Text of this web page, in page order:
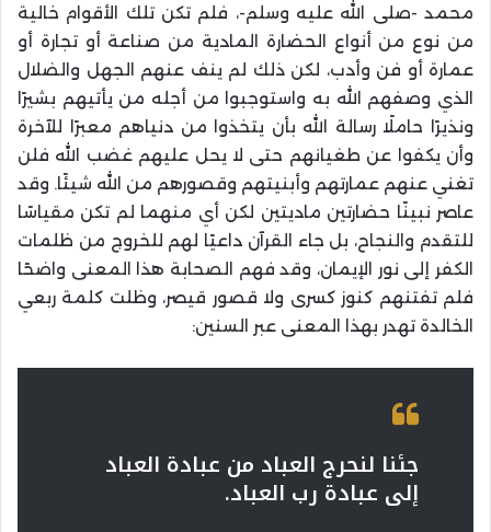
محمد -صلى الله عليه وسلم-، فلم تكن تلك الأقوام خالية
من نوع من أنواع الحضارة المادية من صناعة أو تجارة أو
عمارة أو فن وأدب، لكن ذلك لم ينف عنهم الجهل والضلال
الذي وصفهم الله به واستوجبوا من أجله من يأتيهم بشيرًا
ونذيرًا حاملًا رسالة الله بأن يتخذوا من دنياهم معبرًا للآخرة
وأن يكفوا عن طغيانهم حتى لا يحل عليهم غضب الله فلن
تغني عنهم عمارتهم وأبنيتهم وقصورهم من الله شيئًا. وقد
عاصر نبينًا حضارتين ماديتين لكن أي منهما لم تكن مقياسًا
للتقدم والنجاح، بل جاء القرآن داعيًا لهم للخروج من ظلمات
الكفر إلى نور الإيمان، وقد فهم الصحابة هذا المعنى واضحًا
فلم تفتنهم كنوز كسرى ولا قصور قيصر، وظلت كلمة ربعي
الخالدة تهدر بهذا المعنى عبر السنين:
جئنا لنحرج العباد من عبادة العباد
إلى عبادة رب العباد.